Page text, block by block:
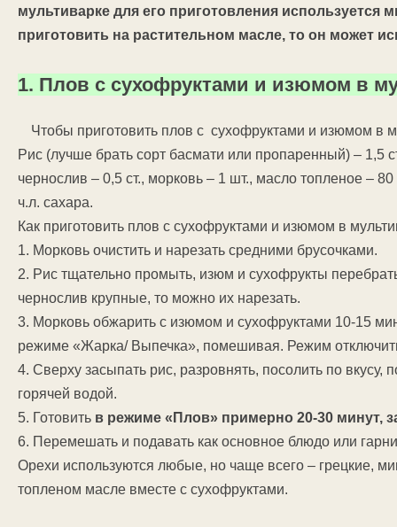
мультиварке для его приготовления
приготовить на растительном масле, то он может
1. Плов с сухофруктами и изюмом в
Чтобы приготовить плов с сухофруктами и изюмом в
Рис (лучше брать сорт басмати или пропаренный) – 1,5
чернослив – 0,5 ст., морковь – 1 шт., масло топленое –
ч.л. сахара.
Как приготовить плов с сухофруктами и изюмом в
1. Морковь очистить и нарезать средними брусочками.
2. Рис тщательно промыть, изюм и сухофрукты
чернослив крупные, то можно их нарезать.
3. Морковь обжарить с изюмом и сухофруктами 10-15
режиме «Жарка/ Выпечка», помешивая. Режим
4. Сверху засыпать рис, разровнять, посолить по
горячей водой.
5. Готовить в режиме «Плов» примерно 20-30 минут,
6. Перемешать и подавать как основное блюдо или
Орехи используются любые, но чаще всего – грецкие,
топленом масле вместе с сухофруктами.